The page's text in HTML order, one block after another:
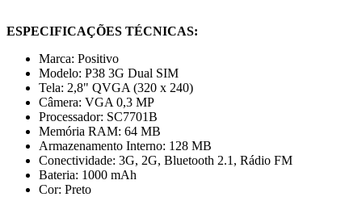
ESPECIFICAÇÕES TÉCNICAS:
Marca: Positivo
Modelo: P38 3G Dual SIM
Tela: 2,8" QVGA (320 x 240)
Câmera: VGA 0,3 MP
Processador: SC7701B
Memória RAM: 64 MB
Armazenamento Interno: 128 MB
Conectividade: 3G, 2G, Bluetooth 2.1, Rádio FM
Bateria: 1000 mAh
Cor: Preto